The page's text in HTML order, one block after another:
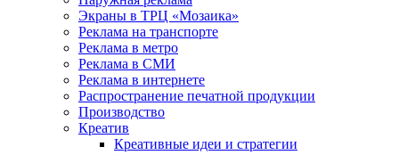
Экраны в ТРЦ «Мозаика»
Реклама на транспорте
Реклама в метро
Реклама в СМИ
Реклама в интернете
Распространение печатной продукции
Производство
Креатив
Креативные идеи и стратегии